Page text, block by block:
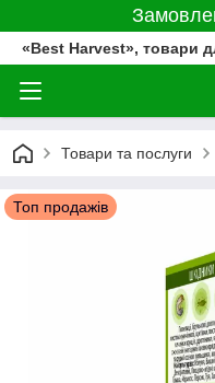
«Best Harvest», товари
Товари та послуги
Топ продажів